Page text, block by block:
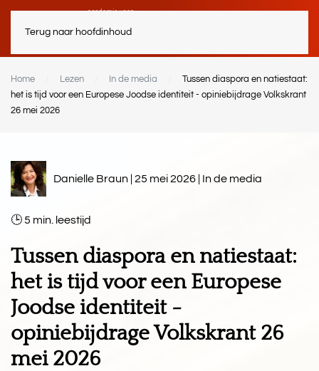
Terug naar hoofdinhoud
Home Lezen In de media
Tussen diaspora en natiestaat:
het is tijd voor een Europese Joodse identiteit - opiniebijdrage Volkskrant
26 mei 2026
Danielle Braun | 25 mei 2026 | In de media
5 min.
Tussen diaspora en natiestaat:
het is tijd voor een Europese
Joodse identiteit -
opiniebijdrage Volkskrant 26
mei 2026